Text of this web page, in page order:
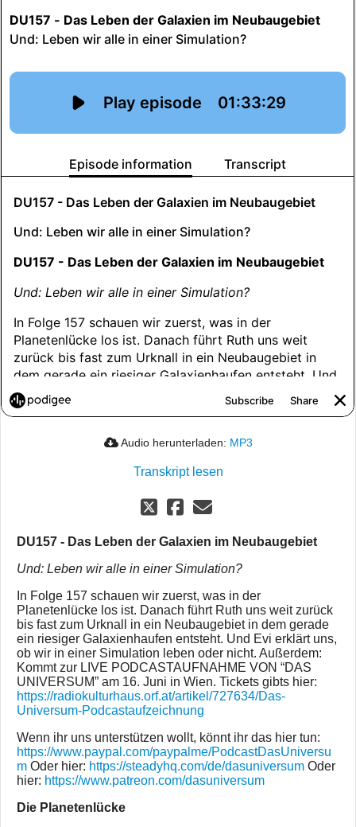
Audio herunterladen: MP3
Transkript lesen
DU157 - Das Leben der Galaxien im Neubaugebiet
Und: Leben wir alle in einer Simulation?
In Folge 157 schauen wir zuerst, was in der
Planetenlücke los ist. Danach führt Ruth uns weit zurück
bis fast zum Urknall in ein Neubaugebiet in dem gerade
ein riesiger Galaxienhaufen entsteht. Und Evi erklärt uns,
ob wir in einer Simulation leben oder nicht. Außerdem:
Kommt zur LIVE PODCASTAUFNAHME VON “DAS
UNIVERSUM” am 16. Juni in Wien. Tickets gibts hier:
https://radiokulturhaus.orf.at/artikel/727634/Das-
Universum-Podcastaufzeichnung
Wenn ihr uns unterstützen wollt, könnt ihr das hier tun:
https://www.paypal.com/paypalme/PodcastDasUniversu
m Oder hier: https://steadyhq.com/de/dasuniversum Oder
hier: https://www.patreon.com/dasuniversum
Die Planetenlücke